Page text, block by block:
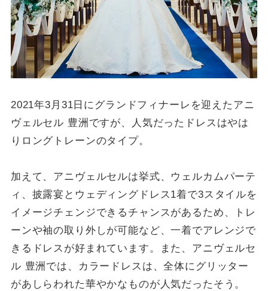
2021年3月31日にグランドフィナーレを迎えたアニ
ヴェルセル 豊洲ですが、人気だったドレスはやは
りロングトレーンのタイプ。
加えて、アニヴェルセルは挙式、ウェルカムパーテ
ィ、披露宴とウェディングドレス1着で3スタイルを
イメージチェンジできるチャンスがあるため、トレ
ーンや袖の取り外しが可能など、一着でアレンジで
きるドレスが好まれています。また、アニヴェルセ
ル 豊洲では、カラードレスは、全体にグリッター
があしらわれた華やかなものが人気だったそう。